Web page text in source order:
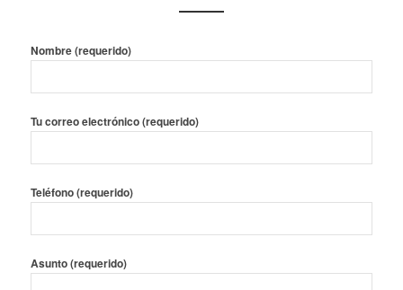
Nombre (requerido)
Tu correo electrónico (requerido)
Teléfono (requerido)
Asunto (requerido)